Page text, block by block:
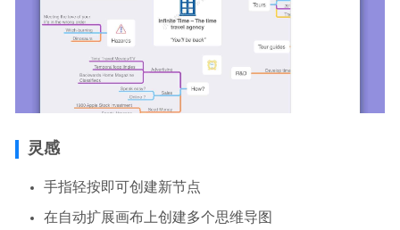
灵感
手指轻按即可创建新节点
在自动扩展画布上创建多个思维导图